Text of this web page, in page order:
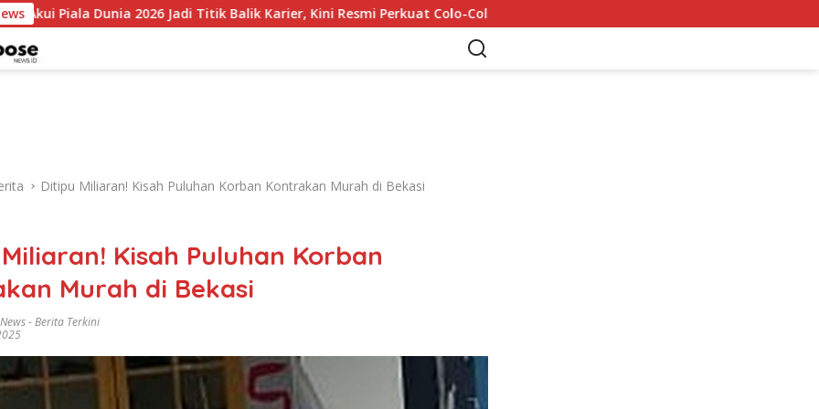
2026 Jadi Titik Balik Karier, Kini Resmi Perkuat Colo-Colo Mohamed Salah Tiba di Trabzon 5 Agustus: 6 Rekor
Ditipu Miliaran! Kisah Puluhan Korban Kontrakan Murah di Bekasi
Kisah Puluhan Korban
Murah di Bekasi
-Berita Terkini